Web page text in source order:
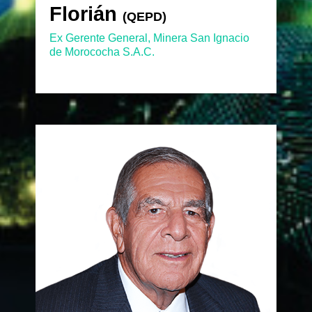
Florián (QEPD)
Ex Gerente General, Minera San Ignacio
de Morococha S.A.C.
Florián (QEPD)